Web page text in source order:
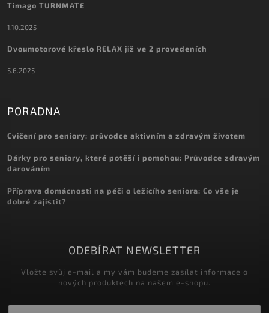
Timago TURNMATE
1.10.2025
Dvoumotorové křeslo RELAX již ve 2 provedeních
5.6.2025
PORADNA
Cvičení pro seniory: průvodce aktivním a zdravým životem
Dárky pro seniory, které potěší i pomohou: Průvodce zdravým
darováním
Příprava domácnosti na péči o ležícího seniora: Co vše je
dobré zajistit?
ODEBÍRAT NEWSLETTER
Vložte svůj e-mail a my vám budeme zasílat informace o
nových produktech na našem e-shopu.